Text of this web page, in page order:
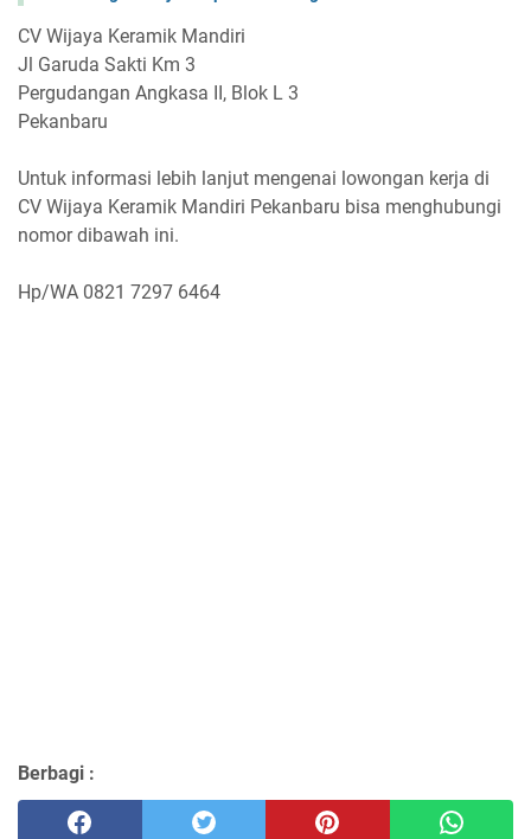
CV Wijaya Keramik Mandiri
Jl Garuda Sakti Km 3
Pergudangan Angkasa II, Blok L 3
Pekanbaru
Untuk informasi lebih lanjut mengenai lowongan kerja di
CV Wijaya Keramik Mandiri Pekanbaru bisa menghubungi
nomor dibawah ini.
Hp/WA 0821 7297 6464
Berbagi :